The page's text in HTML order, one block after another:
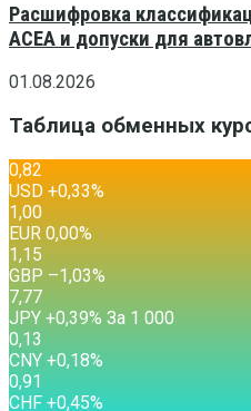
Расшифровка
ACEA и допуски для
01.08.2026
Таблица обменных
0,82
USD +0,33%
1,00
EUR 0,00%
1,15
GBP –1,03%
7,77
JPY +0,39% За 1 000
0,13
CNY +0,18%
0,91
CHF +0,45%